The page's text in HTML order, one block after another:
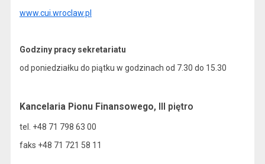
www.cui.wroclaw.pl
Godziny pracy sekretariatu
od poniedziałku do piątku w godzinach od 7.30 do 15.30
Kancelaria Pionu Finansowego, III piętro
tel. +48 71 798 63 00
faks +48 71 721 58 11